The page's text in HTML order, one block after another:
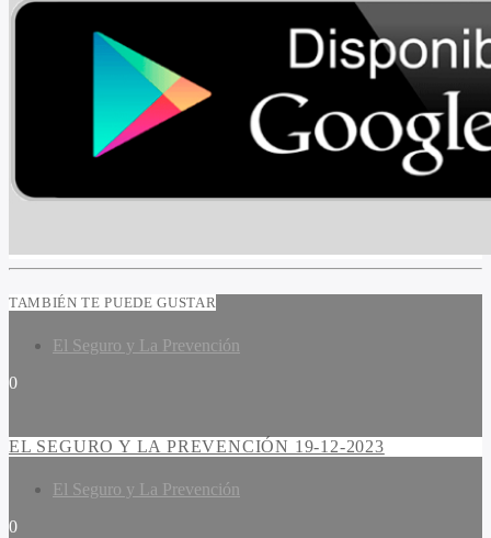
TAMBIÉN TE PUEDE GUSTAR
El Seguro y La Prevención
0
EL SEGURO Y LA PREVENCIÓN 19-12-2023
El Seguro y La Prevención
0